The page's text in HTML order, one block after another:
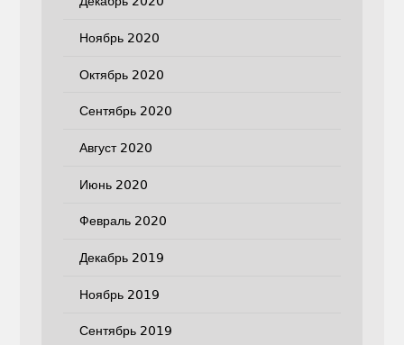
Ноябрь 2020
Октябрь 2020
Сентябрь 2020
Август 2020
Июнь 2020
Февраль 2020
Декабрь 2019
Ноябрь 2019
Сентябрь 2019